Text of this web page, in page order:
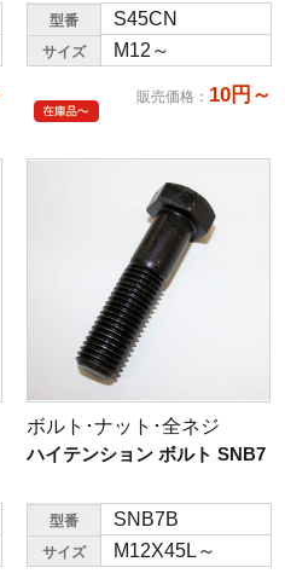
型番 S45CN
サイズ M12～
販売価格 ： 10円～
ボルト･ナット･全ネジ
ハイテンション ボルト SNB7
型番 SNB7B
サイズ M12X45L～